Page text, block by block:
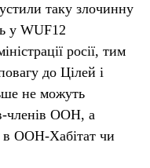
таку злочинну
у WUF12
росії, тим
до Цілей і
не можуть
членів ООН, а
в ООН-Хабітат чи